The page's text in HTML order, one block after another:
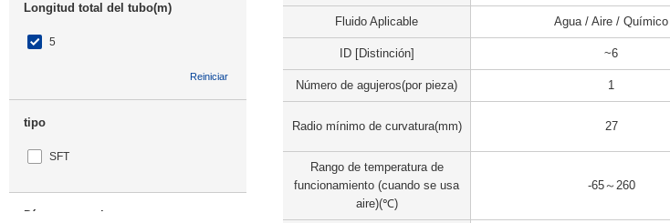
Longitud total del tubo(m)
5
Reiniciar
tipo
SFT
Días para enviar
Fluido Aplicable Agua / Aire / Químico
ID [Distinción] ~6
Número de agujeros(por pieza) 1
Radio mínimo de curvatura(mm) 27
Rango de temperatura de
funcionamiento (cuando se usa
aire)(℃)
-65～260